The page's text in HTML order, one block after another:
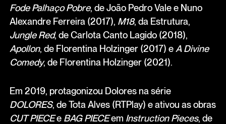
Fode Palhaço Pobre, de João Pedro Vale e Nuno
Alexandre Ferreira (2017), M18, da Estrutura,
Jungle Red, de Carlota Canto Lagido (2018),
Apollon, de Florentina Holzinger (2017) e A Divine
Comedy, de Florentina Holzinger (2021).
Em 2019, protagonizou Dolores na série
DOLORES, de Tota Alves (RTPlay) e ativou as obras
CUT PIECEe BAG PIECEem Instruction Pieces, de